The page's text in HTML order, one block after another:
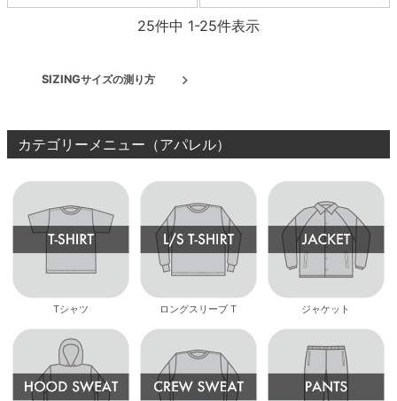
25件中 1-25件表示
SIZINGサイズの測り方
カテゴリーメニュー（アパレル）
Tシャツ ロングスリーブ T ジャケット